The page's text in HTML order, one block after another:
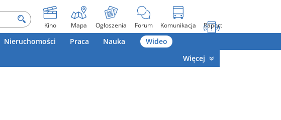
Kino Mapa Ogłoszenia Forum Komunikacja Raport
Nieruchomości Praca Nauka
Wideo
Więcej